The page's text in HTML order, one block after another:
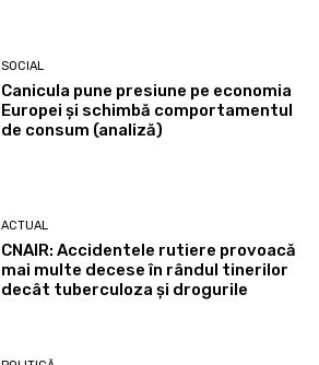
SOCIAL
Canicula pune presiune pe economia
Europei și schimbă comportamentul
de consum (analiză)
ACTUAL
CNAIR: Accidentele rutiere provoacă
mai multe decese în rândul tinerilor
decât tuberculoza și drogurile